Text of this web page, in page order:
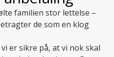
familien stor lettelse –
de som en klog
er sikre på, at vi nok skal